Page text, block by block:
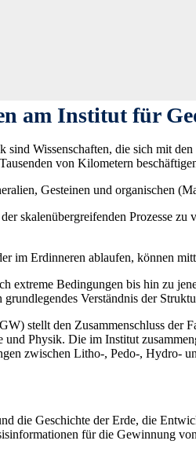
am Institut für
Wissenschaften, die sich mit
von Kilometern
Gesteinen und organischen
skalenübergreifenden Prozesse
im Erdinneren ablaufen, können
extreme Bedingungen bis hin zu
Verständnis der
stellt den Zusammenschluss der
Physik. Die im Institut
zwischen Litho-, Pedo-, Hydro-
die Geschichte der Erde, die
für die Gewinnung